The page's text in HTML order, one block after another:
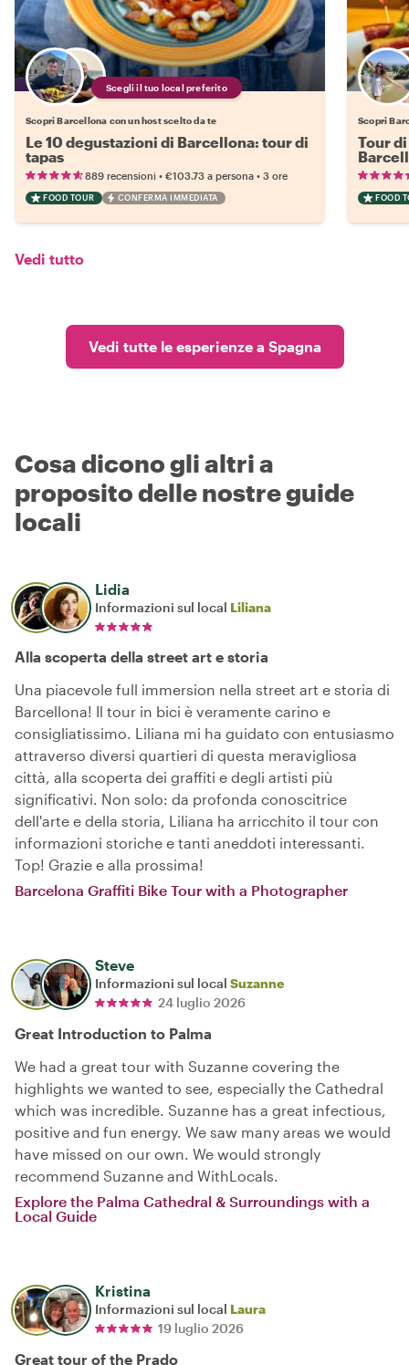
Scegli il tuo local preferito
Scopri Barcellona con un host scelto da te
Le 10 degustazioni di Barcellona: tour di
tapas
889 recensioni • €103.73 a persona • 3 ore
FOOD TOUR CONFERMA IMMEDIATA
Scopri
Tour
FOOD
Vedi tutto
Vedi tutte le esperienze a Spagna
Cosa dicono gli altri a
proposito delle nostre guide
locali
Lidia
Informazioni sul local Liliana
Alla scoperta della street art e storia
Una piacevole full immersion nella street art e storia di
Barcellona! Il tour in bici è veramente carino e
consigliatissimo. Liliana mi ha guidato con entusiasmo
attraverso diversi quartieri di questa meravigliosa
città, alla scoperta dei graffiti e degli artisti più
significativi. Non solo: da profonda conoscitrice
dell'arte e della storia, Liliana ha arricchito il tour con
informazioni storiche e tanti aneddoti interessanti.
Top! Grazie e alla prossima!
Barcelona Graffiti Bike Tour with a Photographer
Steve
Informazioni sul local Suzanne
24 luglio 2026
Great Introduction to Palma
We had a great tour with Suzanne covering the
highlights we wanted to see, especially the Cathedral
which was incredible. Suzanne has a great infectious,
positive and fun energy. We saw many areas we would
have missed on our own. We would strongly
recommend Suzanne and WithLocals.
Explore the Palma Cathedral & Surroundings with a
Local Guide
Kristina
Informazioni sul local Laura
19 luglio 2026
Great tour of the Prado